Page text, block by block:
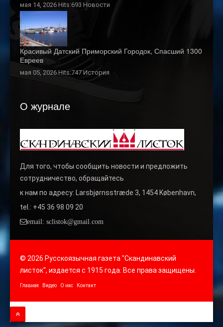
мая 14, 2026 Hits:693 Новости
Красивый Датский Приморский Городок, Спасший 1300
Евреев
мая 05, 2026 Hits:747 История
О журнале
Для того, чтобы сообщить новости и предложить
сотрудничество, обращайтесь
к нам по адресу: Larsbjørnsstræde 3, 1454 København,
tel.: +45 36 98 09 20
email: sclistok@gmail.com
© 2026 Русскоязычная газета "Скандинавский
листок", издается с 1915 года. Все права защищены.
Главная Видео О нас Контакт